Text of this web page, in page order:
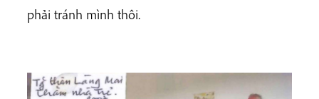
phải tránh mình thôi.